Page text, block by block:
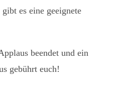
es eine geeignete
beendet und ein
gebührt euch!